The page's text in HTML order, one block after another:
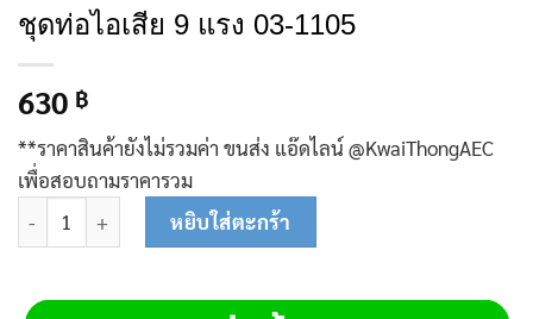
ชุดท่อไอเสีย 9 แรง 03-1105
630 ฿
**ราคาสินค้ายังไม่รวมค่า ขนส่ง แอ๊ดไลน์ @KwaiThongAEC
เพื่อสอบถามราคารวม
จำนวน ชุดท่อไอเสีย 9 แรง 03-1105 ชิ้น
หยิบใส่ตะกร้า